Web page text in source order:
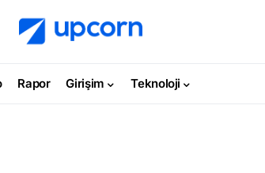
Rapor Girişim Teknoloji